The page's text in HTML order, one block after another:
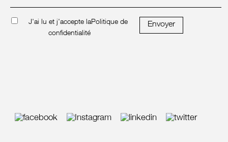
J'ai lu et j'accepte laPolitique de
confidentialité
Envoyer